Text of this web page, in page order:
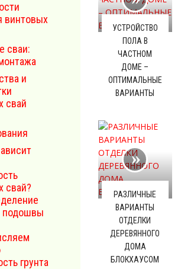
винтовых
сваи:
и
свай
свай?
подошвы
грунта
УСТРОЙСТВО
ПОЛА В
ЧАСТНОМ
ДОМЕ –
ОПТИМАЛЬНЫЕ
ВАРИАНТЫ
РАЗЛИЧНЫЕ
ВАРИАНТЫ
ОТДЕЛКИ
ДЕРЕВЯННОГО
ДОМА
БЛОКХАУСОМ